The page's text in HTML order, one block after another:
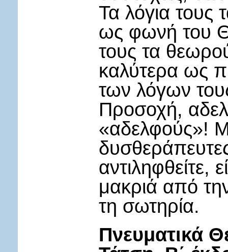
Τα λόγια τους
ως φωνή του
τους τα
καλύτερα ως
των λόγων
Προσοχή,
«αδελφούς»!
αντιληφθείτε,
μακριά από
τη σωτηρία.
Πνευματικά